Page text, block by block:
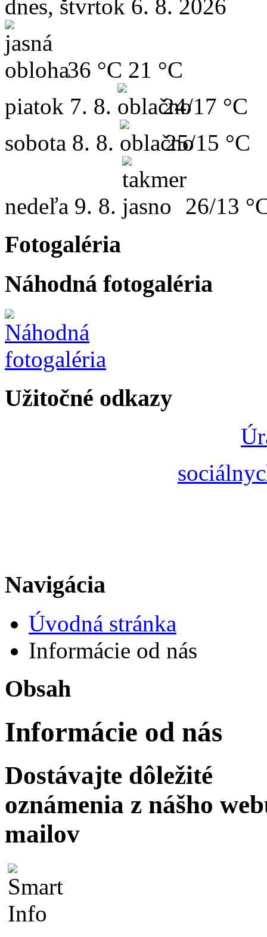
dnes, štvrtok 6. 8. 2026
36 °C 21 °C
piatok 7. 8.
24/17 °C
sobota 8. 8. 25/15 °C
nedeľa 9. 8. 26/13
Fotogaléria
Náhodná fotogaléria
Užitočné odkazy
Navigácia
Úvodná stránka
Informácie od nás
Obsah
Informácie od nás
Dostávajte dôležité
oznámenia z nášho
mailov